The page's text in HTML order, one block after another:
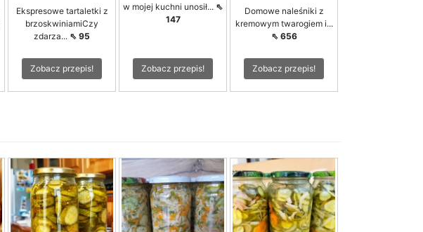
Ekspresowe tartaletki z
brzoskwiniamiCzy
zdarza... ⇖ 95
Zobacz przepis!
w mojej kuchni unosił... ⇖
147
Zobacz przepis!
Domowe naleśniki z
kremowym twarogiem i...
⇖ 656
Zobacz przepis!